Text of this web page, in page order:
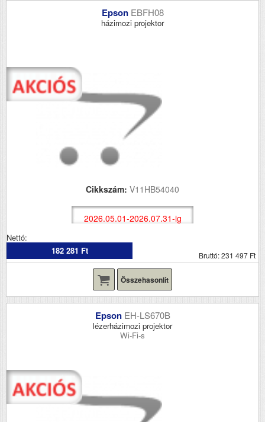
Epson EBFH08
házimozi projektor
Cikkszám: V11HB54040
2026.05.01-2026.07.31-ig
Nettó:
182 281 Ft
Bruttó: 231 497 Ft
Összehasonlít
Epson EH-LS670B
lézerházimozi projektor
Wi-Fi-s